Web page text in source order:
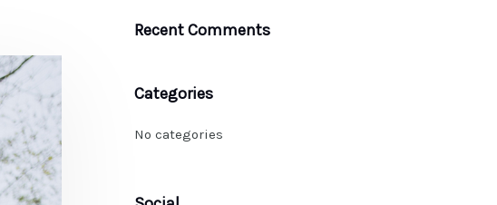
Recent Comments
Categories
No categories